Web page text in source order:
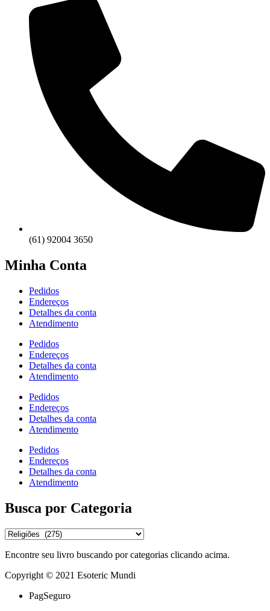
(61) 92004 3650
Minha Conta
Pedidos
Endereços
Detalhes da conta
Atendimento
Pedidos
Endereços
Detalhes da conta
Atendimento
Pedidos
Endereços
Detalhes da conta
Atendimento
Pedidos
Endereços
Detalhes da conta
Atendimento
Busca por Categoria
Encontre seu livro buscando por categorias clicando acima.
Copyright © 2021 Esoteric Mundi
PagSeguro